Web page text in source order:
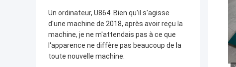
Un ordinateur, U864. Bien qu'il s'agisse
d'une machine de 2018, après avoir reçu la
machine, je ne m'attendais pas à ce que
l'apparence ne diffère pas beaucoup de la
toute nouvelle machine.